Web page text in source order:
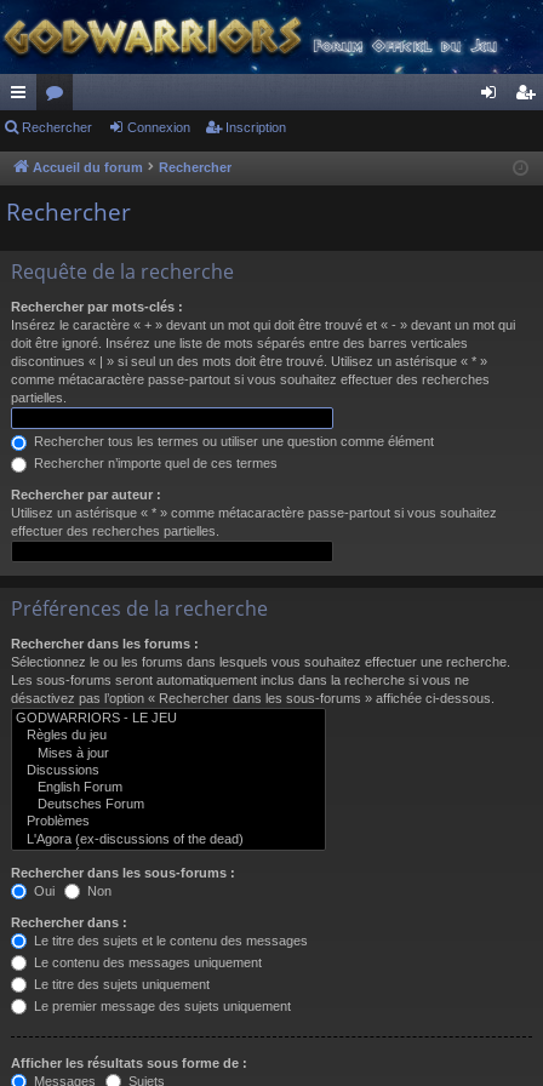
ac
co
ur
s
or
u
m
cri
Rechercher Connexion Inscription
Accueil du forum Rechercher
Rechercher
Requête de la recherche
Rechercher par mots-clés :
Insérez le caractère « + » devant un mot qui doit être trouvé et « - » devant un mot qui
doit être ignoré. Insérez une liste de mots séparés entre des barres verticales
discontinues « | » si seul un des mots doit être trouvé. Utilisez un astérisque « * »
comme métacaractère passe-partout si vous souhaitez effectuer des recherches
partielles.
Rechercher tous les termes ou utiliser une question comme élément
Rechercher n’importe quel de ces termes
Rechercher par auteur :
Utilisez un astérisque « * » comme métacaractère passe-partout si vous souhaitez
effectuer des recherches partielles.
Préférences de la recherche
Rechercher dans les forums :
Sélectionnez le ou les forums dans lesquels vous souhaitez effectuer une recherche.
Les sous-forums seront automatiquement inclus dans la recherche si vous ne
désactivez pas l’option « Rechercher dans les sous-forums » affichée ci-dessous.
Rechercher dans les sous-forums :
Oui
Non
Rechercher dans :
Le titre des sujets et le contenu des messages
Le contenu des messages uniquement
Le titre des sujets uniquement
Le premier message des sujets uniquement
Afficher les résultats sous forme de :
Messages
Sujets